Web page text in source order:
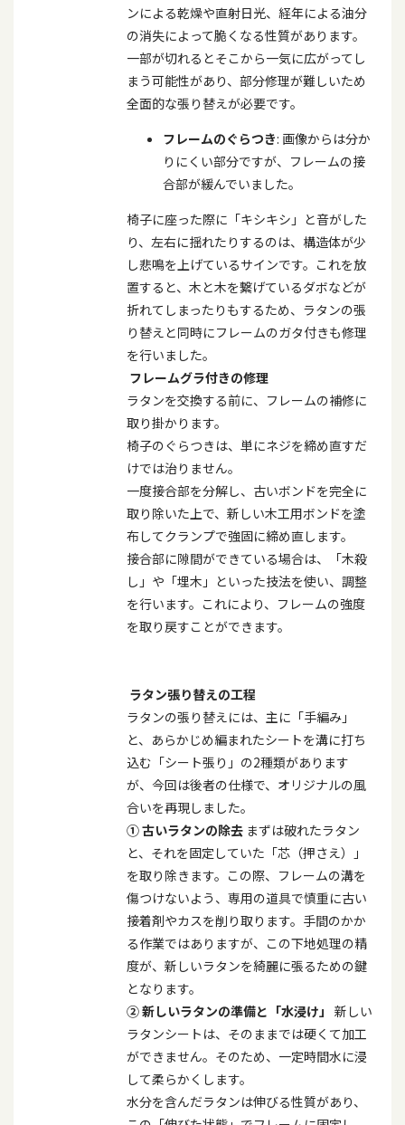
ンによる乾燥や直射日光、経年による油分
の消失によって脆くなる性質があります。
一部が切れるとそこから一気に広がってし
まう可能性があり、部分修理が難しいため
全面的な張り替えが必要です。
フレームのぐらつき: 画像からは分か
りにくい部分ですが、フレームの接
合部が緩んでいました。
椅子に座った際に「キシキシ」と音がした
り、左右に揺れたりするのは、構造体が少
し悲鳴を上げているサインです。これを放
置すると、木と木を繋げているダボなどが
折れてしまったりもするため、ラタンの張
り替えと同時にフレームのガタ付きも修理
を行いました。
フレームグラ付きの修理
ラタンを交換する前に、フレームの補修に
取り掛かります。
椅子のぐらつきは、単にネジを締め直すだ
けでは治りません。
一度接合部を分解し、古いボンドを完全に
取り除いた上で、新しい木工用ボンドを塗
布してクランプで強固に締め直します。
接合部に隙間ができている場合は、「木殺
し」や「埋木」といった技法を使い、調整
を行います。これにより、フレームの強度
を取り戻すことができます。
ラタン張り替えの工程
ラタンの張り替えには、主に「手編み」
と、あらかじめ編まれたシートを溝に打ち
込む「シート張り」の2種類があります
が、今回は後者の仕様で、オリジナルの風
合いを再現しました。
①古いラタンの除去 まずは破れたラタン
と、それを固定していた「芯（押さえ）」
を取り除きます。この際、フレームの溝を
傷つけないよう、専用の道具で慎重に古い
接着剤やカスを削り取ります。手間のかか
る作業ではありますが、この下地処理の精
度が、新しいラタンを綺麗に張るための鍵
となります。
②新しいラタンの準備と「水浸け」 新しい
ラタンシートは、そのままでは硬くて加工
ができません。そのため、一定時間水に浸
して柔らかくします。
水分を含んだラタンは伸びる性質があり、